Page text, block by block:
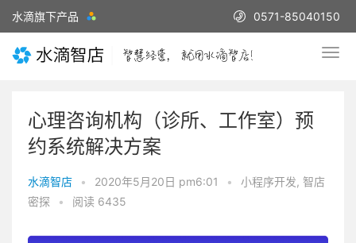
水滴旗下产品 0571-85040150
心理咨询机构（诊所、工作室）预
约系统解决方案
水滴智店 • 2020年5月20日 pm6:01 • 小程序开发, 智店
密探
• 阅读 6435